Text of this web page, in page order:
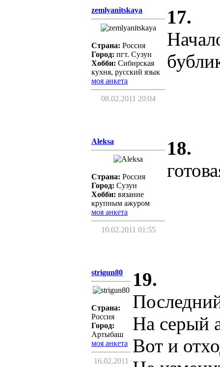
zemlyanitskaya
Страна: Россия
Город: пгт. Сузун
Хобби: Сибирская
кухня, русский язык
моя анкета
08.02.2011 20:04
17.
Aleksa
Страна: Россия
Город: Сузун
Хобби: вязание
крупным ажуром
моя анкета
10.02.2011 01:55
18.
strigun80
Страна:
Россия
Город:
Артыбаш
моя анкета
16.02.2011
19.
На серый
Вот и